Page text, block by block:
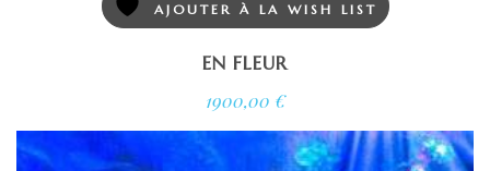
AJOUTER À LA WISH LIST
EN FLEUR
1900,00 €